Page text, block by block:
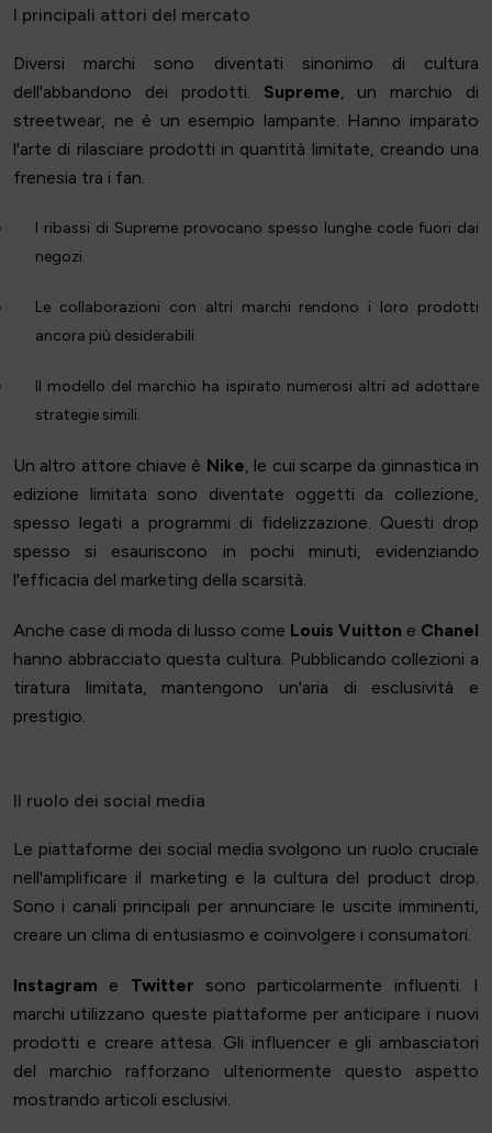
I principali attori del mercato
Diversi marchi sono diventati sinonimo di cultura
dell'abbandono dei prodotti. Supreme, un marchio di
streetwear, ne è un esempio lampante. Hanno imparato
l'arte di rilasciare prodotti in quantità limitate, creando una
frenesia tra i fan.
I ribassi di Supreme provocano spesso lunghe code fuori dai
negozi.
Le collaborazioni con altri marchi rendono i loro prodotti
ancora più desiderabili.
Il modello del marchio ha ispirato numerosi altri ad adottare
strategie simili.
Un altro attore chiave è Nike, le cui scarpe da ginnastica in
edizione limitata sono diventate oggetti da collezione,
spesso legati a programmi di fidelizzazione. Questi drop
spesso si esauriscono in pochi minuti, evidenziando
l'efficacia del marketing della scarsità.
Anche case di moda di lusso come Louis Vuitton e Chanel
hanno abbracciato questa cultura. Pubblicando collezioni a
tiratura limitata, mantengono un'aria di esclusività e
prestigio.
Il ruolo dei social media
Le piattaforme dei social media svolgono un ruolo cruciale
nell'amplificare il marketing e la cultura del product drop.
Sono i canali principali per annunciare le uscite imminenti,
creare un clima di entusiasmo e coinvolgere i consumatori.
Instagram e Twitter sono particolarmente influenti. I
marchi utilizzano queste piattaforme per anticipare i nuovi
prodotti e creare attesa. Gli influencer e gli ambasciatori
del marchio rafforzano ulteriormente questo aspetto
mostrando articoli esclusivi.